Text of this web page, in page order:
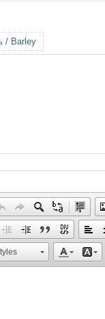
/ Barley